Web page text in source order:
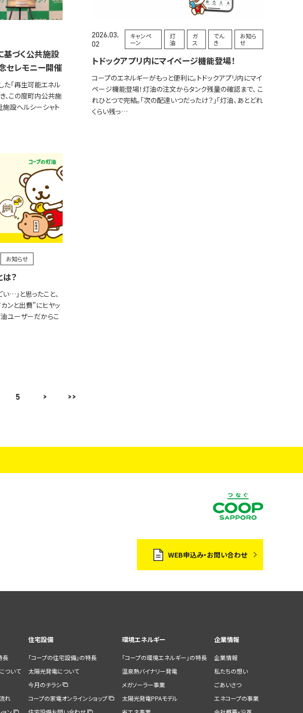
づく公共施設
セレモニー開催
た「再生可能エネル
、この度町内公共施
設ヘルシーシャト
2026.03.
02
キャンペ
ーン
灯
油
ガ
ス
でん
き
お知ら
せ
トドックアプリ内にマイページ機能登場！
コープのエネルギーがもっと便利に。トドックアプリ内にマイ
ページ機能登場！灯油の注文からタンク残量の確認まで、 こ
れひとつで完結。「次の配達いつだったけ？」「灯油、あとどれ
くらい残っ…
お知らせ
？
…」と思ったこと、
ンと出費”にヒヤッ
油ユーザーだからこ
5 > >>
WEB申込み・お問い合わせ
長
ついて
れ
住宅設備
「コープの住宅設備」の特長
太陽光発電について
今月のチラシ
コープの家電オンラインショップ
環境エネルギー
「コープの環境エネルギー」の特長
温泉熱バイナリー発電
メガソーラー事業
太陽光発電PPAモデル
企業情報
企業情報
私たちの想い
ごあいさつ
エネコープの事業